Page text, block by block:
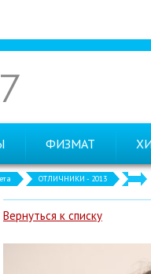
ФИЗМАТ
ОТЛИЧНИКИ - 2013
Вернуться к списку